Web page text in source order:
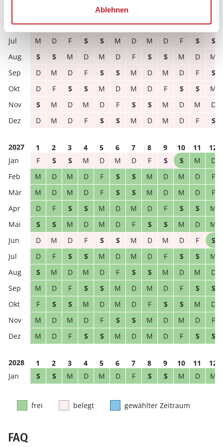
Ablehnen
2026 1 2 3 4 5 6 7 8 9 10 11
12
M
D F S S M D M D F S
S
S
S M D M D F S S M D
M
D
M D F S S M D M D F
S
D
F S S M D M D F S S
M
S
M D M D F S S M D M
D
D
M D F S S M D M D F S
2027 1 2 3 4 5 6 7 8 9 10 11
12
F
S S M D M D F S S M
D
M
D M D F S S M D M D
F
M
D M D F S S M D M D
F
D
F S S M D M D F S S
M
S
S M D M D F S S M D
M
D
M D F S S M D M D F
S
D
F S S M D M D F S S
M
S
M D M D F S S M D M
D
M
D F S S M D M D F S
S
F
S S M D M D F S S M
D
M
D M D F S S M D M D
F
M
D F S S M D M D F S S
2028 1 2 3 4 5 6 7 8 9 10 11
12
S
S M D M D F S S M D M
frei belegt gewählter Zeitraum
FAQ